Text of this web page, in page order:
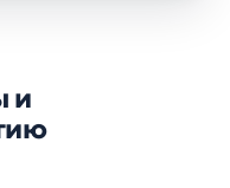
и